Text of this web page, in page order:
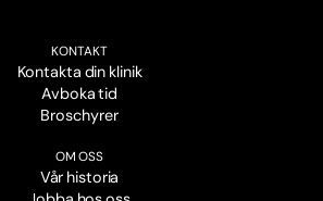
KONTAKT
Kontakta din klinik
Avboka tid
Broschyrer
OM OSS
Vår historia